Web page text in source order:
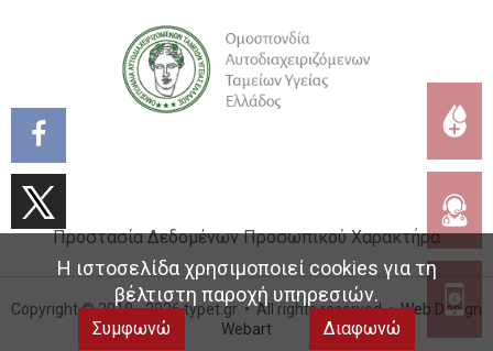
Προστασία Δεδομένων Προσωπικού Χαρακτήρα
Copyright © 2019 - 2026 typet.gr • All rights reserved •Web Design
Webart
Η ιστοσελίδα χρησιμοποιεί cookies για τη
βέλτιστη παροχή υπηρεσιών.
Συμφωνώ Διαφωνώ